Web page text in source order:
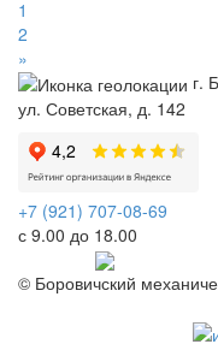
1
2
»
г.
ул. Советская, д. 142
+7 (921) 707-08-69
с 9.00 до 18.00
© Боровичский